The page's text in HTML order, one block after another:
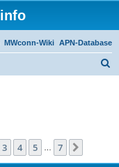
APN-Database
MWconn-Wiki
3 4 5 7